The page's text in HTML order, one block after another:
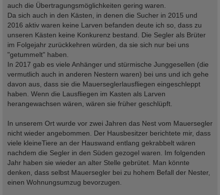
auch die Übertragungsmöglichkeiten gering waren.
Da sich auch in den Kästen, in denen die Sucher in 2015 und
2016 aktiv waren keine Larven befanden deute ich so, dass zu
unseren Kästen keine Konkurenz bestand. Die Segler als Brüter
im Folgejahr zurückkehren würden, da sie sich nur bei uns
"getummelt" haben.
In 2017 gab es viele Anhänger und stürmische Junggesellen (die
vermutlich auch in anderen Nestern waren) bei uns und ich gehe
davon aus, dass sie die Mauerseglerlausfliegen eingeschleppt
haben. Wenn die Lausfliegen im Kasten als Larven
herangewachsen wären, wären sie früher geschlüpft.
In unserem Ort wurde vor zwei Jahren das Nest vom Mauersegler
nicht wieder angebommen. Der Hausbesitzer berichtete mir, dass
viele kleineTiere an der Hauswand entlang gekrabbelt wären
nachdem die Segler in den Süden gezogel waren. Im folgenden
Jahr haben sie wieder an alter Stelle gebrütet. Man könnte
denken, dass selbst Mauersegler bei zu hohem Befall der Nester,
einen Wohnungsumzug bevorzugen.